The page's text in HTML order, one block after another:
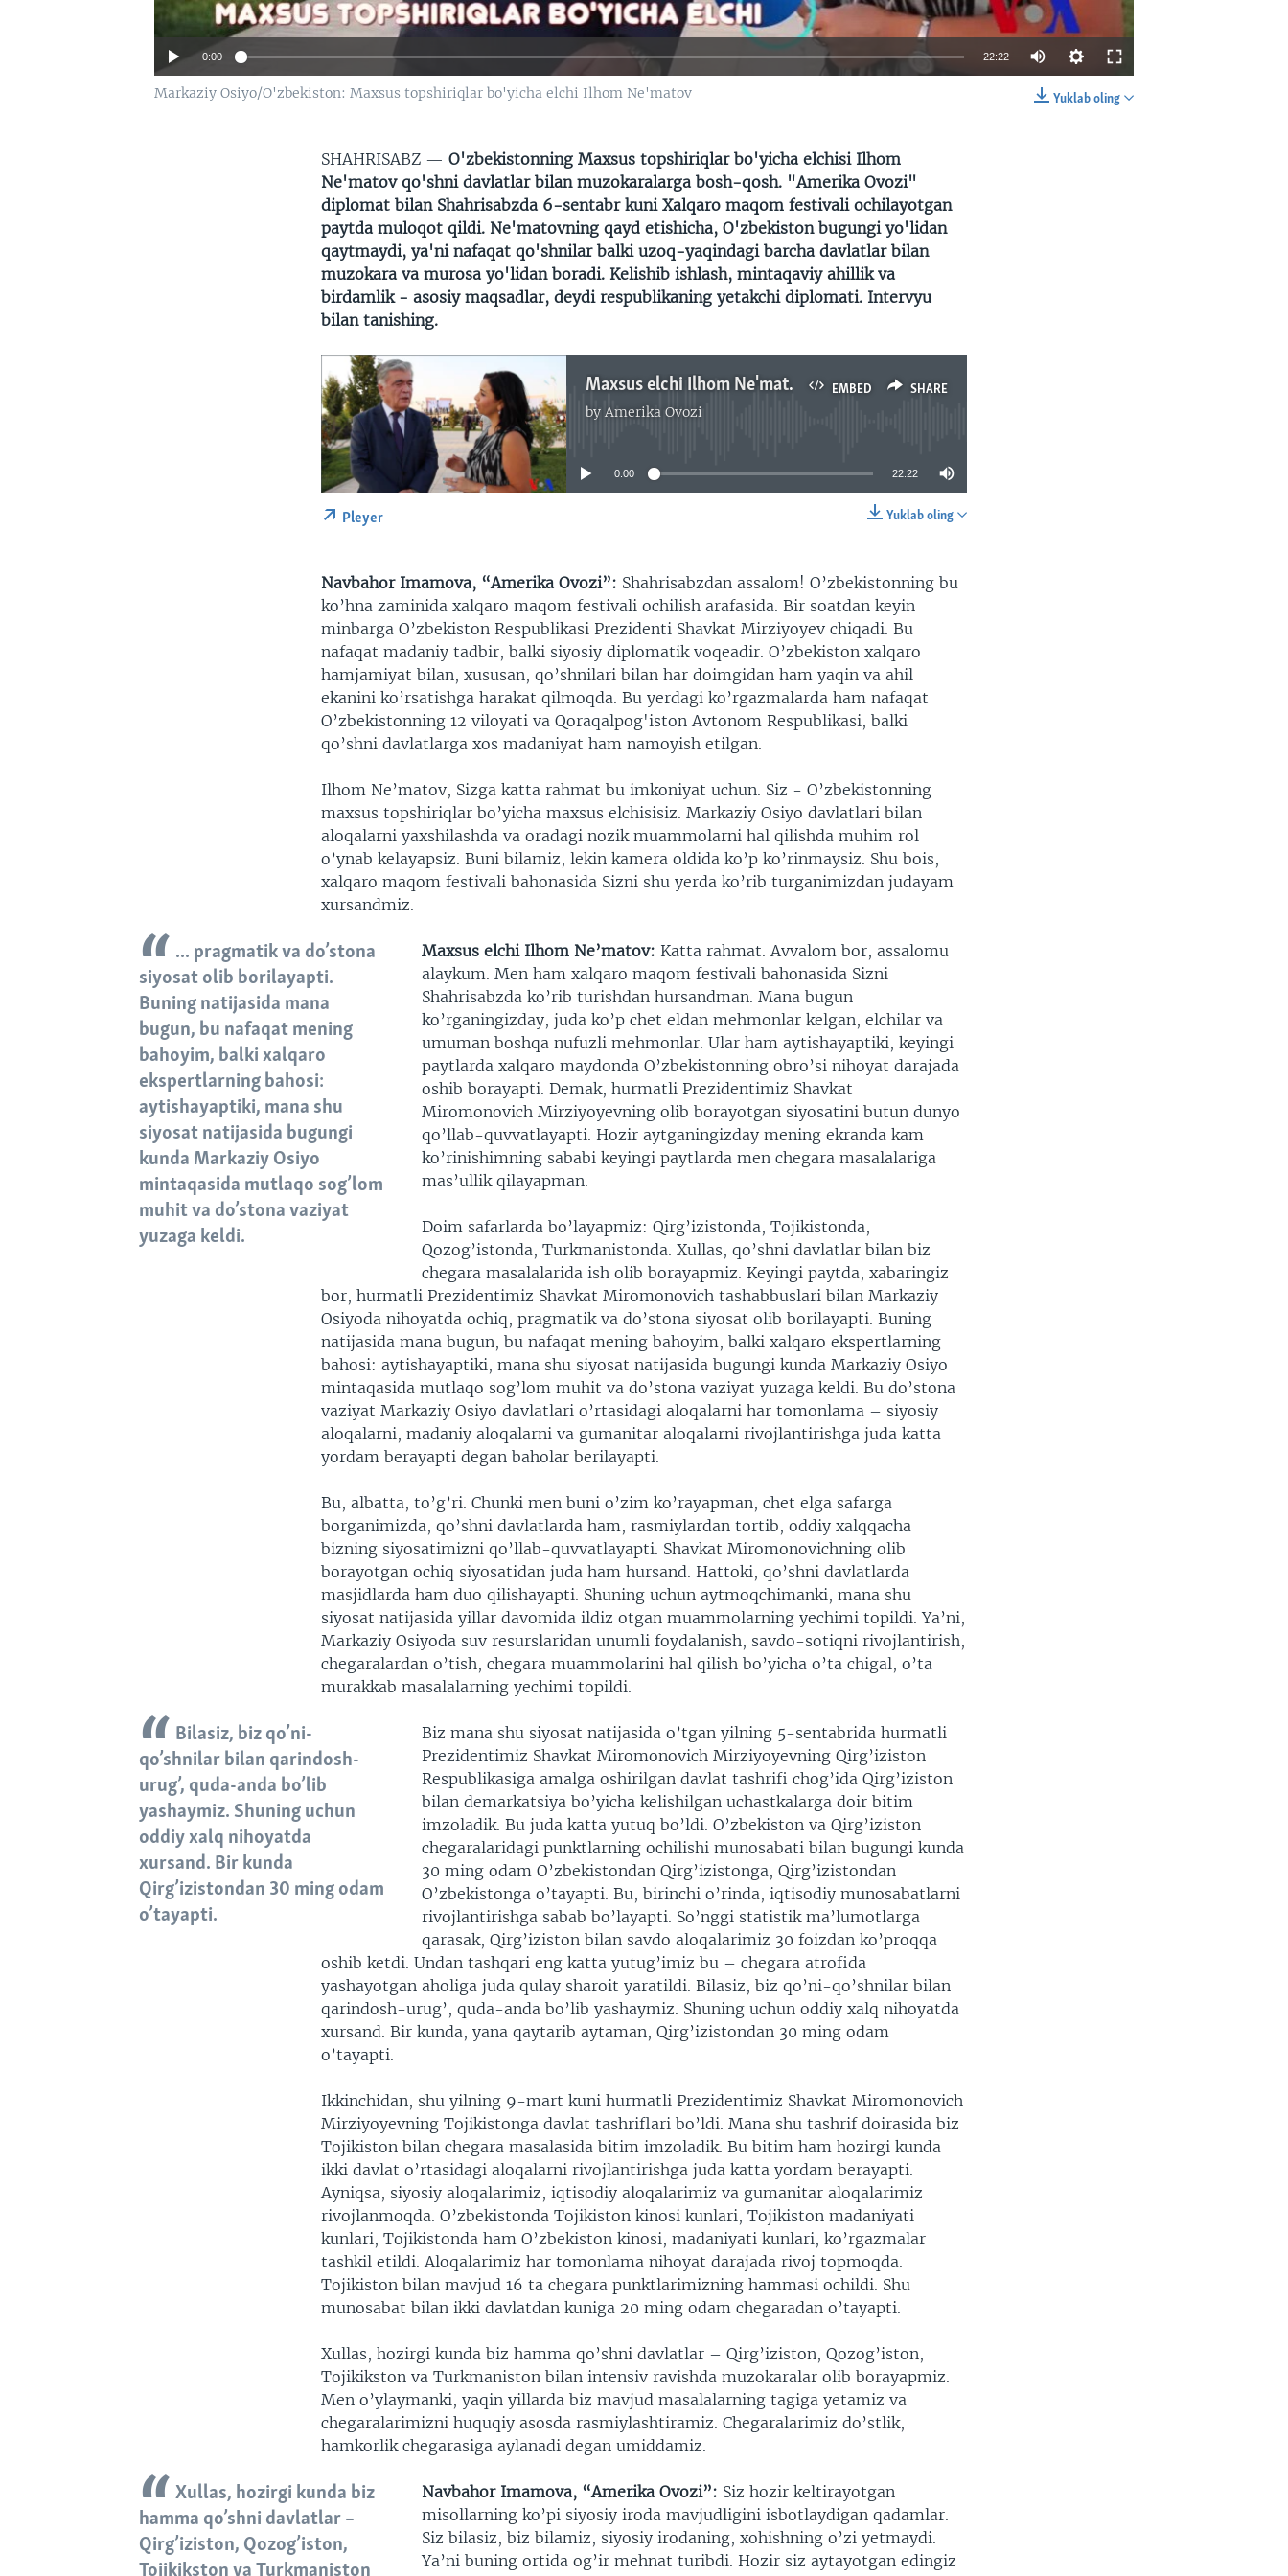
0:00 22:22
Yuklab oling
Markaziy Osiyo/O'zbekiston: Maxsus topshiriqlar bo'yicha elchi Ilhom Ne'matov
SHAHRISABZ —O'zbekistonning Maxsus topshiriqlar bo'yicha elchisi Ilhom
Ne'matov qo'shni davlatlar bilan muzokaralarga bosh-qosh. "Amerika Ovozi"
diplomat bilan Shahrisabzda 6-sentabr kuni Xalqaro maqom festivali ochilayotgan
paytda muloqot qildi. Ne'matovning qayd etishicha, O'zbekiston bugungi yo'lidan
qaytmaydi, ya'ni nafaqat qo'shnilar balki uzoq-yaqindagi barcha davlatlar bilan
muzokara va murosa yo'lidan boradi. Kelishib ishlash, mintaqaviy ahillik va
birdamlik - asosiy maqsadlar, deydi respublikaning yetakchi diplomati. Intervyu
bilan tanishing.
EMBED SHARE
Maxsus elchi Ilhom Ne'matov: O'zbekiston qo'shnilari bilan kelishib yashaydi
byAmerika Ovozi
No media source currently available
0:00 22:22
Yuklab oling
Pleyer
Navbahor Imamova, “Amerika Ovozi”: Shahrisabzdan assalom! O’zbekistonning bu
ko’hna zaminida xalqaro maqom festivali ochilish arafasida. Bir soatdan keyin
minbarga O’zbekiston Respublikasi Prezidenti Shavkat Mirziyoyev chiqadi. Bu
nafaqat madaniy tadbir, balki siyosiy diplomatik voqeadir. O’zbekiston xalqaro
hamjamiyat bilan, xususan, qo’shnilari bilan har doimgidan ham yaqin va ahil
ekanini ko’rsatishga harakat qilmoqda. Bu yerdagi ko’rgazmalarda ham nafaqat
O’zbekistonning 12 viloyati va Qoraqalpog'iston Avtonom Respublikasi, balki
qo’shni davlatlarga xos madaniyat ham namoyish etilgan.
Ilhom Ne’matov, Sizga katta rahmat bu imkoniyat uchun. Siz - O’zbekistonning
maxsus topshiriqlar bo’yicha maxsus elchisisiz. Markaziy Osiyo davlatlari bilan
aloqalarni yaxshilashda va oradagi nozik muammolarni hal qilishda muhim rol
o’ynab kelayapsiz. Buni bilamiz, lekin kamera oldida ko’p ko’rinmaysiz. Shu bois,
xalqaro maqom festivali bahonasida Sizni shu yerda ko’rib turganimizdan judayam
xursandmiz.
... pragmatik va do’stona
siyosat olib borilayapti.
Buning natijasida mana
bugun, bu nafaqat mening
bahoyim, balki xalqaro
ekspertlarning bahosi:
aytishayaptiki, mana shu
siyosat natijasida bugungi
kunda Markaziy Osiyo
mintaqasida mutlaqo sog’lom
muhit va do’stona vaziyat
yuzaga keldi.
Maxsus elchi Ilhom Ne’matov: Katta rahmat. Avvalom bor, assalomu
alaykum. Men ham xalqaro maqom festivali bahonasida Sizni
Shahrisabzda ko’rib turishdan hursandman. Mana bugun
ko’rganingizday, juda ko’p chet eldan mehmonlar kelgan, elchilar va
umuman boshqa nufuzli mehmonlar. Ular ham aytishayaptiki, keyingi
paytlarda xalqaro maydonda O’zbekistonning obro’si nihoyat darajada
oshib borayapti. Demak, hurmatli Prezidentimiz Shavkat
Miromonovich Mirziyoyevning olib borayotgan siyosatini butun dunyo
qo’llab-quvvatlayapti. Hozir aytganingizday mening ekranda kam
ko’rinishimning sababi keyingi paytlarda men chegara masalalariga
mas’ullik qilayapman.
Doim safarlarda bo’layapmiz: Qirg’izistonda, Tojikistonda,
Qozog’istonda, Turkmanistonda. Xullas, qo’shni davlatlar bilan biz
chegara masalalarida ish olib borayapmiz. Keyingi paytda, xabaringiz
bor, hurmatli Prezidentimiz Shavkat Miromonovich tashabbuslari bilan Markaziy
Osiyoda nihoyatda ochiq, pragmatik va do’stona siyosat olib borilayapti. Buning
natijasida mana bugun, bu nafaqat mening bahoyim, balki xalqaro ekspertlarning
bahosi: aytishayaptiki, mana shu siyosat natijasida bugungi kunda Markaziy Osiyo
mintaqasida mutlaqo sog’lom muhit va do’stona vaziyat yuzaga keldi. Bu do’stona
vaziyat Markaziy Osiyo davlatlari o’rtasidagi aloqalarni har tomonlama – siyosiy
aloqalarni, madaniy aloqalarni va gumanitar aloqalarni rivojlantirishga juda katta
yordam berayapti degan baholar berilayapti.
Bu, albatta, to’g’ri. Chunki men buni o’zim ko’rayapman, chet elga safarga
borganimizda, qo’shni davlatlarda ham, rasmiylardan tortib, oddiy xalqqacha
bizning siyosatimizni qo’llab-quvvatlayapti. Shavkat Miromonovichning olib
borayotgan ochiq siyosatidan juda ham hursand. Hattoki, qo’shni davlatlarda
masjidlarda ham duo qilishayapti. Shuning uchun aytmoqchimanki, mana shu
siyosat natijasida yillar davomida ildiz otgan muammolarning yechimi topildi. Ya’ni,
Markaziy Osiyoda suv resurslaridan unumli foydalanish, savdo-sotiqni rivojlantirish,
chegaralardan o’tish, chegara muammolarini hal qilish bo’yicha o’ta chigal, o’ta
murakkab masalalarning yechimi topildi.
Bilasiz, biz qo’ni-
qo’shnilar bilan qarindosh-
urug’, quda-anda bo’lib
yashaymiz. Shuning uchun
oddiy xalq nihoyatda
xursand. Bir kunda
Qirg’izistondan 30 ming odam
o’tayapti.
Biz mana shu siyosat natijasida o’tgan yilning 5-sentabrida hurmatli
Prezidentimiz Shavkat Miromonovich Mirziyoyevning Qirg’iziston
Respublikasiga amalga oshirilgan davlat tashrifi chog’ida Qirg’iziston
bilan demarkatsiya bo’yicha kelishilgan uchastkalarga doir bitim
imzoladik. Bu juda katta yutuq bo’ldi. O’zbekiston va Qirg’iziston
chegaralaridagi punktlarning ochilishi munosabati bilan bugungi kunda
30 ming odam O’zbekistondan Qirg’izistonga, Qirg’izistondan
O’zbekistonga o’tayapti. Bu, birinchi o’rinda, iqtisodiy munosabatlarni
rivojlantirishga sabab bo’layapti. So’nggi statistik ma’lumotlarga
qarasak, Qirg’iziston bilan savdo aloqalarimiz 30 foizdan ko’proqqa
oshib ketdi. Undan tashqari eng katta yutug’imiz bu – chegara atrofida
yashayotgan aholiga juda qulay sharoit yaratildi. Bilasiz, biz qo’ni-qo’shnilar bilan
qarindosh-urug’, quda-anda bo’lib yashaymiz. Shuning uchun oddiy xalq nihoyatda
xursand. Bir kunda, yana qaytarib aytaman, Qirg’izistondan 30 ming odam
o’tayapti.
Ikkinchidan, shu yilning 9-mart kuni hurmatli Prezidentimiz Shavkat Miromonovich
Mirziyoyevning Tojikistonga davlat tashriflari bo’ldi. Mana shu tashrif doirasida biz
Tojikiston bilan chegara masalasida bitim imzoladik. Bu bitim ham hozirgi kunda
ikki davlat o’rtasidagi aloqalarni rivojlantirishga juda katta yordam berayapti.
Ayniqsa, siyosiy aloqalarimiz, iqtisodiy aloqalarimiz va gumanitar aloqalarimiz
rivojlanmoqda. O’zbekistonda Tojikiston kinosi kunlari, Tojikiston madaniyati
kunlari, Tojikistonda ham O’zbekiston kinosi, madaniyati kunlari, ko’rgazmalar
tashkil etildi. Aloqalarimiz har tomonlama nihoyat darajada rivoj topmoqda.
Tojikiston bilan mavjud 16 ta chegara punktlarimizning hammasi ochildi. Shu
munosabat bilan ikki davlatdan kuniga 20 ming odam chegaradan o’tayapti.
Xullas, hozirgi kunda biz hamma qo’shni davlatlar – Qirg’iziston, Qozog’iston,
Tojikikston va Turkmaniston bilan intensiv ravishda muzokaralar olib borayapmiz.
Men o’ylaymanki, yaqin yillarda biz mavjud masalalarning tagiga yetamiz va
chegaralarimizni huquqiy asosda rasmiylashtiramiz. Chegaralarimiz do’stlik,
hamkorlik chegarasiga aylanadi degan umiddamiz.
Xullas, hozirgi kunda biz
hamma qo’shni davlatlar –
Qirg’iziston, Qozog’iston,
Tojikikston va Turkmaniston
Navbahor Imamova, “Amerika Ovozi”: Siz hozir keltirayotgan
misollarning ko’pi siyosiy iroda mavjudligini isbotlaydigan qadamlar.
Siz bilasiz, biz bilamiz, siyosiy irodaning, xohishning o’zi yetmaydi.
Ya’ni buning ortida og’ir mehnat turibdi. Hozir siz aytayotgan edingiz